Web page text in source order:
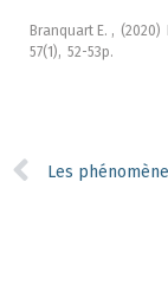
Branquart E. , (2020)
57(1), 52-53p.